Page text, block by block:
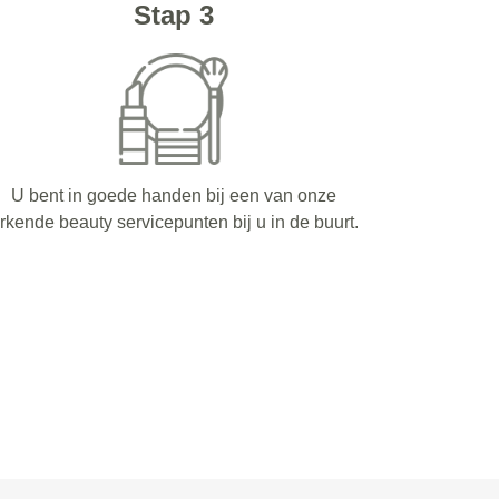
Stap 3
U bent in goede handen bij een van onze
beauty servicepunten bij u in de buurt.